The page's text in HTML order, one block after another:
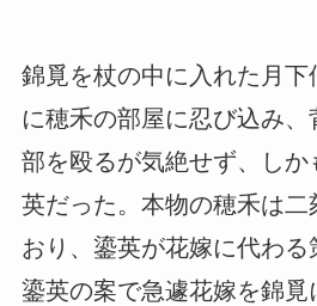
錦覓を杖の中に入れた月
に穂禾の部屋に忍び込み
部を殴るが気絶せず、し
英だった。本物の穂禾は二
おり、鎏英が花嫁に代わる
鎏英の案で急遽花嫁を錦覓